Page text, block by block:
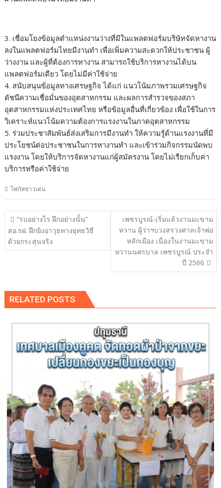
3. เชื่อมโยงข้อมูลตำแหน่งงานว่างที่มีในแพลตฟอร์มบริษัทจัดหางาน
ลงในแพลตฟอร์มไทยมีงานทำ เพื่อเพิ่มความสะดวกให้ประชาชน ผู้
ว่างงาน และผู้ที่ต้องการหางาน สามารถใช้บริการหางานได้บน
แพลตฟอร์มเดียว โดยไม่มีค่าใช้จ่าย
4. สนับสนุนข้อมูลทางเศรษฐกิจ ได้แก่ แนวโน้มภาพรวมเศรษฐกิจ
ดัชนีความเชื่อมั่นของอุตสาหกรรม และผลการสำรวจของสภา
อุตสาหกรรมแห่งประเทศไทย หรือข้อมูลอื่นที่เกี่ยวข้อง เพื่อใช้ในการ
วิเคราะห์แนวโน้มความต้องการแรงงานในภาคอุตสาหกรรม
5. ร่วมประชาสัมพันธ์ส่งเสริมการมีงานทำ ให้ความรู้ด้านแรงงานที่มี
ประโยชน์ต่อประชาชนในการหางานทำ และเข้าร่วมกิจกรรมนัดพบ
แรงงาน โดยให้บริการจัดหางานแก่ผู้สมัครงาน โดยไม่เรียกเก็บค่า
บริการหรือค่าใช้จ่าย
โฟกัสข่าวเด่น
แนะแนว
เรื่อง
“รบอย่างไร ฝึกอย่างนั้น”
สอ.รฝ. ฝึกยิงอาวุธทางยุทธวิธี
ด้วยกระสุนจริง
เพชรบูรณ์-เริ่มแล้วงานมะขาม
หวาน ผู้ว่าฯบวงสรวงศาลเจ้าพ่อ
หลักเมือง เนื่องในงานมะขาม
หวานนครบาล เพชรบูรณ์ ประจำ
ปี 2566
RELATED POSTS